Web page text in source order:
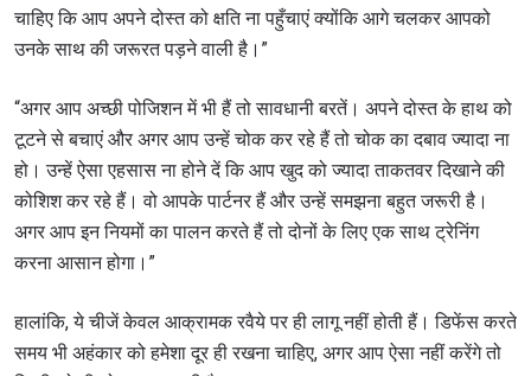
चाहिए कि आप अपने दोस्त को क्षति ना पहुँचाएं क्योंकि आगे चलकर आपको
उनके साथ की जरूरत पड़ने वाली है।”
“अगर आप अच्छी पोजिशन में भी हैं तो सावधानी बरतें। अपने दोस्त के हाथ को
टूटने से बचाएं और अगर आप उन्हें चोक कर रहे हैं तो चोक का दबाव ज्यादा ना
हो। उन्हें ऐसा एहसास ना होने दें कि आप खुद को ज्यादा ताकतवर दिखाने की
कोशिश कर रहे हैं। वो आपके पार्टनर हैं और उन्हें समझना बहुत जरूरी है।
अगर आप इन नियमों का पालन करते हैं तो दोनों के लिए एक साथ ट्रेनिंग
करना आसान होगा।”
हालांकि, ये चीजें केवल आक्रामक रवैये पर ही लागू नहीं होती हैं। डिफेंस करते
समय भी अहंकार को हमेशा दूर ही रखना चाहिए, अगर आप ऐसा नहीं करेंगे तो
STAY IN THE KNOW